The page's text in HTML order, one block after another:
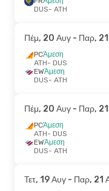
DUS- ATH
Πέμ, 20 Αυγ - Παρ,
PCΆμεση
ATH- DUS
EWΆμεση
DUS- ATH
Πέμ, 20 Αυγ - Παρ,
PCΆμεση
ATH- DUS
EWΆμεση
DUS- ATH
Τετ, 19 Αυγ - Παρ, 21